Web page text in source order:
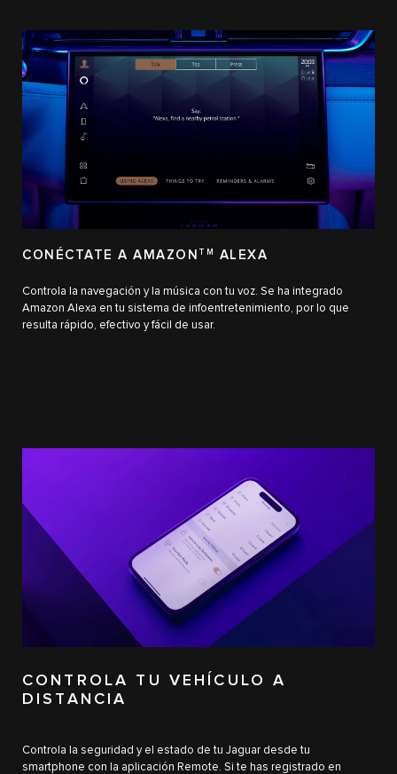
CONÉCTATE A AMAZON TM ALEXA
Controla la navegación y la música con tu voz. Se ha integrado
Amazon Alexa en tu sistema de infoentretenimiento, por lo que
resulta rápido, efectivo y fácil de usar.
CONTROLA TU VEHÍCULO A
DISTANCIA
Controla la seguridad y el estado de tu Jaguar desde tu
smartphone con la aplicación Remote. Si te has registrado en